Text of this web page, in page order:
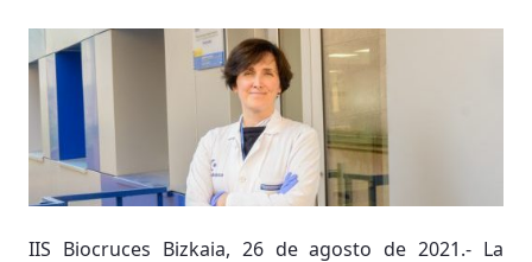
IIS Biocruces Bizkaia, 26 de agosto de 2021.- La